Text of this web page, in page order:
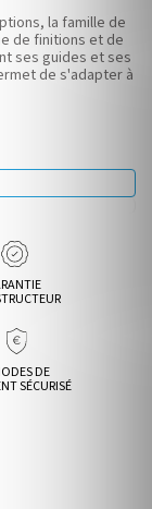
la famille de
de finitions et de
ses guides et ses
de s'adapter à
DE
SÉCURISÉ